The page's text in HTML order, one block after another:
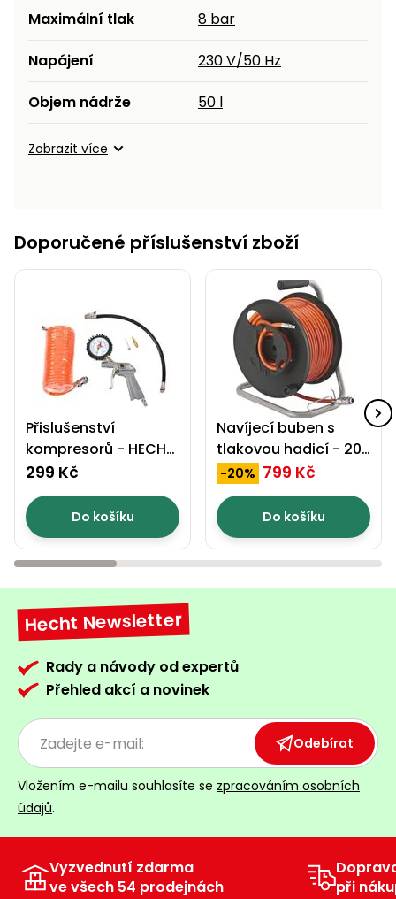
Maximální tlak 8 bar
Napájení 230 V/50 Hz
Objem nádrže 50 l
Zobrazit více
Doporučené příslušenství zboží
Přislušenství
kompresorů - HECHT
002024
299 Kč
Do košíku
Navíjecí buben s
tlakovou hadicí - 20
m - HECHT 002075C
-20% 799 Kč
Do košíku
Hecht Newsletter
Rady a návody od expertů
Přehled akcí a novinek
Odebírat
Vložením e-mailu souhlasíte se zpracováním osobních
údajů.
Vyzvednutí zdarma
ve všech 54 prodejnách
při